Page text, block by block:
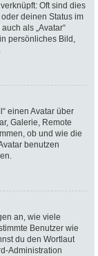
Oft sind dies
deinen Status im
als „Avatar“
persönliches Bild,
einen Avatar über
Galerie, Remote
ob und wie die
benutzen
an, wie viele
Benutzer wie
du den Wortlaut
Administration